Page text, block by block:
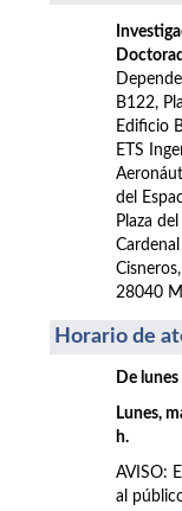
B122,
Edificio
ETS
del
Plaza del
Cardenal
28040
Horario de
De
Lunes,
h.
AVISO:
al